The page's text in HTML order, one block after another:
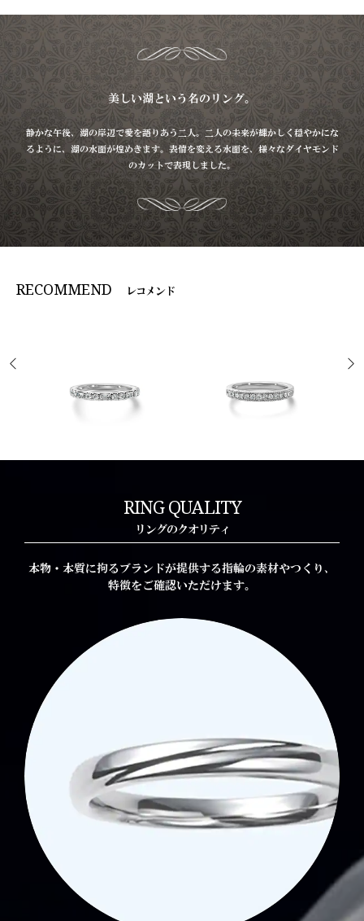
美しい湖という名のリング。
静かな午後、湖の岸辺で愛を語りあう二人。 二人の未来が輝かしく穏やかにな
るように、湖の水面が煌めきます。 表情を変える水面を、様々なダイヤモンド
のカットで表現しました。
RECOMMEND レコメンド
RING QUALITY
リングのクオリティ
本物・本質に拘るブランドが提供する指輪の素材やつくり、
特徴をご確認いただけます。